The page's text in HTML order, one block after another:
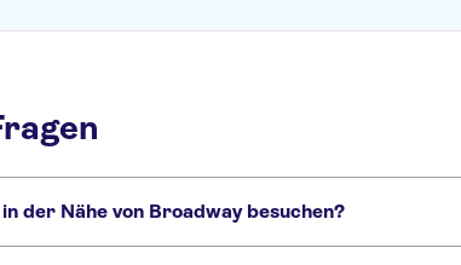
der Nähe von Broadway besuchen?